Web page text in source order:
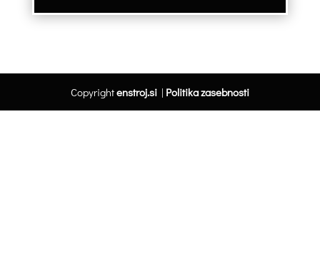
Copyrightenstroj.si| Politika zasebnosti